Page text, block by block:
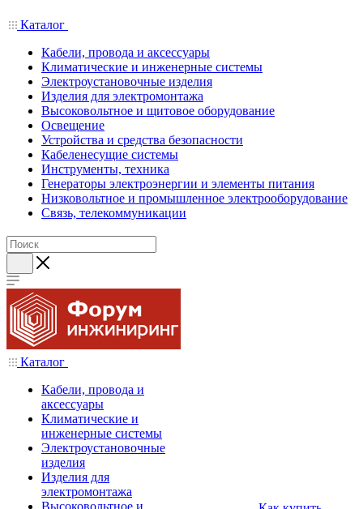
Каталог
Кабели, провода и аксессуары
Климатические и инженерные системы
Электроустановочные изделия
Изделия для электромонтажа
Высоковольтное и щитовое оборудование
Освещение
Устройства и средства безопасности
Кабеленесущие системы
Инструменты, техника
Генераторы электроэнергии и элементы питания
Низковольтное и промышленное электрооборудование
Связь, телекоммуникации
Каталог
Кабели, провода и
аксессуары
Климатические и
инженерные системы
Электроустановочные
изделия
Изделия для
электромонтажа
Высоковольтное и